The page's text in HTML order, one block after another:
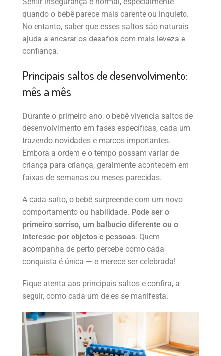
quando o bebê parece mais carente ou inquieto.
No entanto, saber que esses saltos são naturais
ajuda a encarar os desafios com mais leveza e
confiança.
Principais saltos de desenvolvimento:
mês a mês
Durante o primeiro ano, o bebê vivencia saltos de
desenvolvimento em fases específicas, cada um
trazendo novidades e marcos importantes.
Embora a ordem e o tempo possam variar de
criança para criança, geralmente acontecem em
faixas de semanas ou meses parecidas.
A cada salto, o bebê surpreende com um novo
comportamento ou habilidade. Pode ser o
primeiro sorriso, um balbucio diferente ou o
interesse por objetos e pessoas. Quem
acompanha de perto percebe como cada
conquista é única — e merece ser celebrada!
Fique atenta aos principais saltos e confira, a
seguir, como cada um deles se manifesta.